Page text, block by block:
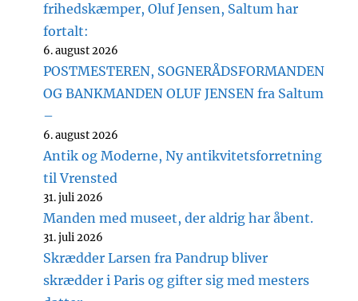
frihedskæmper, Oluf Jensen, Saltum har
fortalt:
6. august 2026
POSTMESTEREN, SOGNERÅDSFORMANDEN
OG BANKMANDEN OLUF JENSEN fra Saltum
–
6. august 2026
Antik og Moderne, Ny antikvitetsforretning
til Vrensted
31. juli 2026
Manden med museet, der aldrig har åbent.
31. juli 2026
Skrædder Larsen fra Pandrup bliver
skrædder i Paris og gifter sig med mesters